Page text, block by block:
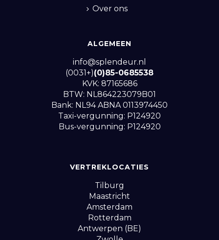
Over ons
ALGEMEEN
info@splendeur.nl
(0031+)(0)85-0685538
KVK: 87165686
BTW: NL864223079B01
Bank: NL94 ABNA 0113974450
Taxi-vergunning: P124920
Bus-vergunning: P124920
VERTREKLOCATIES
Tilburg
Maastricht
Amsterdam
Rotterdam
Antwerpen (BE)